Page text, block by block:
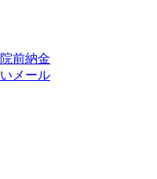
前納金
メール